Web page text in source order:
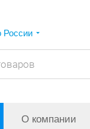
России
О компании